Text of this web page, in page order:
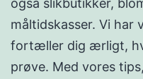
også slikbutikker,
måltidskasser. Vi
fortæller dig ærligt,
prøve. Med vores